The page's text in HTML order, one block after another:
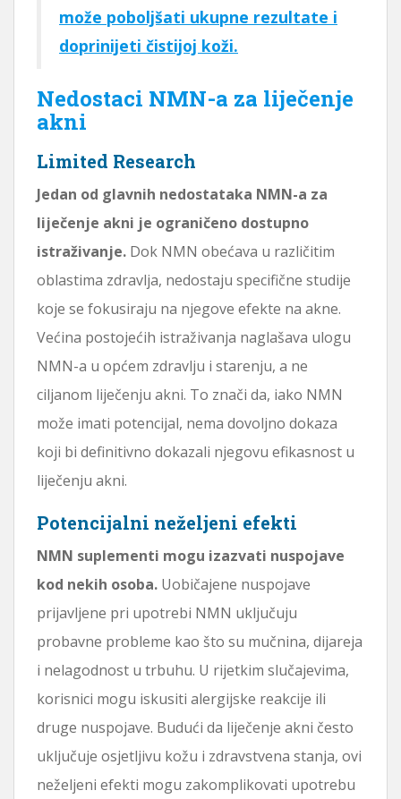
može poboljšati ukupne rezultate i
doprinijeti čistijoj koži.
Nedostaci NMN-a za liječenje
akni
Limited Research
Jedan od glavnih nedostataka NMN-a za
liječenje akni je ograničeno dostupno
istraživanje. Dok NMN obećava u različitim
oblastima zdravlja, nedostaju specifične studije
koje se fokusiraju na njegove efekte na akne.
Većina postojećih istraživanja naglašava ulogu
NMN-a u općem zdravlju i starenju, a ne
ciljanom liječenju akni. To znači da, iako NMN
može imati potencijal, nema dovoljno dokaza
koji bi definitivno dokazali njegovu efikasnost u
liječenju akni.
Potencijalni neželjeni efekti
NMN suplementi mogu izazvati nuspojave
kod nekih osoba. Uobičajene nuspojave
prijavljene pri upotrebi NMN uključuju
probavne probleme kao što su mučnina, dijareja
i nelagodnost u trbuhu. U rijetkim slučajevima,
korisnici mogu iskusiti alergijske reakcije ili
druge nuspojave. Budući da liječenje akni često
uključuje osjetljivu kožu i zdravstvena stanja, ovi
neželjeni efekti mogu zakomplikovati upotrebu